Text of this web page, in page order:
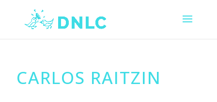
CARLOS RAITZIN